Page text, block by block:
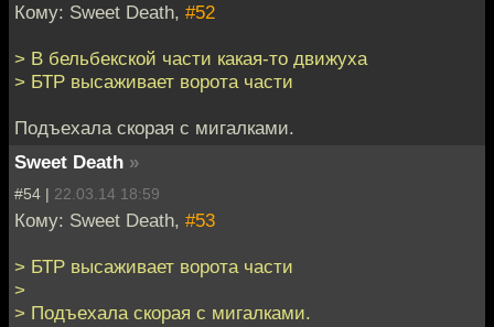
Кому: Sweet Death, #52
> В бельбекской части какая-то движуха
> БТР высаживает ворота части
Подъехала скорая с мигалками.
Sweet Death »
#54 | 22.03.14 18:59
Кому: Sweet Death, #53
> БТР высаживает ворота части
>
> Подъехала скорая с мигалками.